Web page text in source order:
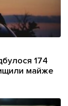
174
майже